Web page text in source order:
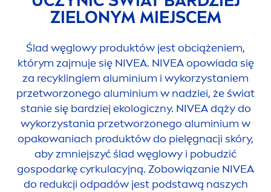
ZIELONYM MIEJSCEM
Ślad węglowy produktów jest obciążeniem,
którym zajmuje się NIVEA. NIVEAopowiada się
za recyklingiem aluminium i wykorzystaniem
przetworzonego aluminium w nadziei, że świat
stanie się bardziej ekologiczny. NIVEAdąży do
wykorzystania przetworzonego aluminium w
opakowaniach produktów do pielęgnacji skóry,
aby zmniejszyć ślad węglowy i pobudzić
gospodarkę cyrkulacyjną. Zobowiązanie NIVEA
do redukcji odpadów jest podstawą naszych